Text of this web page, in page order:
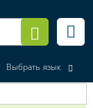
Выбрать язык